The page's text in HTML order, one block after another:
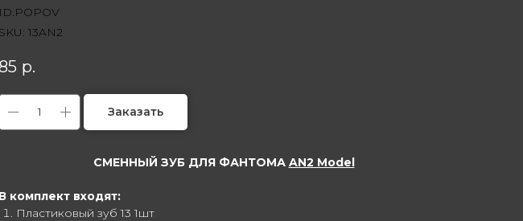
ID.POPOV
SKU: 13AN2
р.
Заказать
СМЕННЫЙ ЗУБ ДЛЯ ФАНТОМА AN2 Model
В комплект входят:
Пластиковый зуб 13 1шт